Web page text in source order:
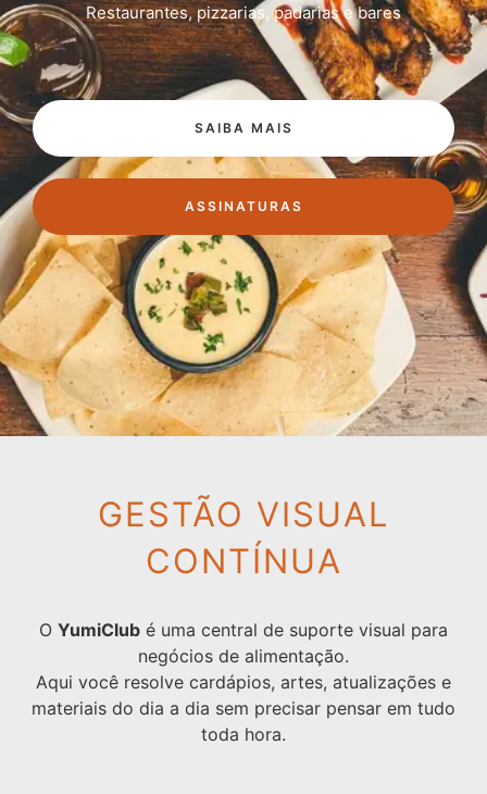
Restaurantes, pizzarias, padarias e bares
SAIBA MAIS
ASSINATURAS
GESTÃO VISUAL
CONTÍNUA
O YumiClub é uma central de suporte visual para
negócios de alimentação.
Aqui você resolve cardápios, artes, atualizações e
materiais do dia a dia sem precisar pensar em tudo
toda hora.